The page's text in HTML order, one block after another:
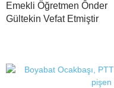
Emekli Öğretmen Ônder
Gültekin Vefat Etmiştir